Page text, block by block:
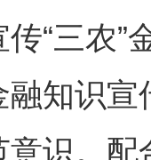
“三农
知识
识。